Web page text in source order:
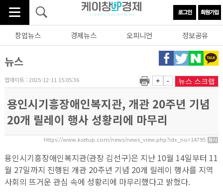
창업뉴스 경제뉴스 오피니언 정보공유
뉴스
업데이트 : 2025-12-11 15:05:36 + - 뉴스 스크랩
용인시기흥장애인복지관, 개관 20주년 기념
20개 릴레이 행사 성황리에 마무리
https://www.ksetup.com/news/news_view.php?idx_no=14795
용인시기흥장애인복지관(관장 김선구)은 지난 10월 14일부터 11
월 27일까지 진행된 개관 20주년 기념 20개 릴레이 행사를 지역
사회의 뜨거운 관심 속에 성황리에 마무리했다고 밝혔다.